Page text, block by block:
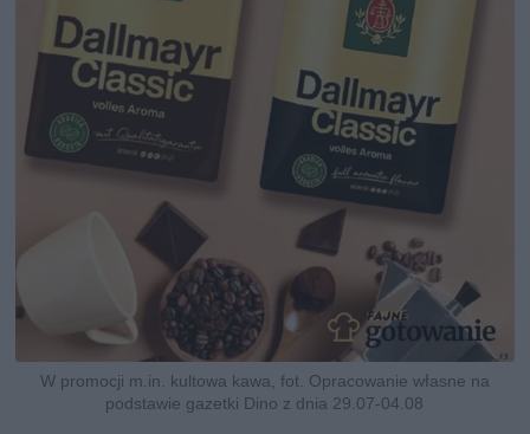
W promocji m.in. kultowa kawa, fot. Opracowanie własne na
podstawie gazetki Dino z dnia 29.07-04.08